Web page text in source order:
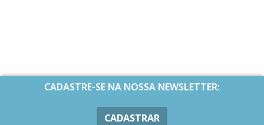
CADASTRE-SE NA NOSSA NEWSLETTER:
CADASTRAR